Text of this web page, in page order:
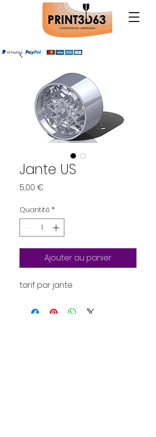
Jante US
5,00 €
Quantité *
Ajouter au panier
tarif par jante